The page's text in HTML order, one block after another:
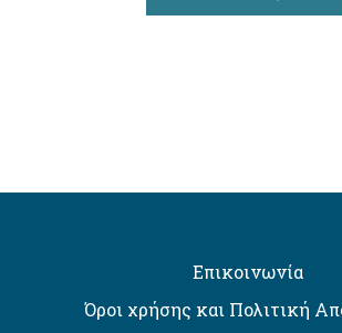
Επικοινωνία
Όροι χρήσης και Πολιτική